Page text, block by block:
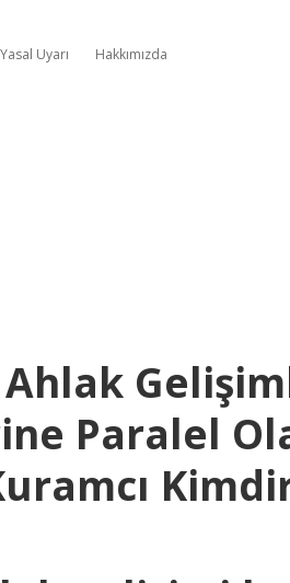
Yasal Uyarı Hakkımızda
Paralel